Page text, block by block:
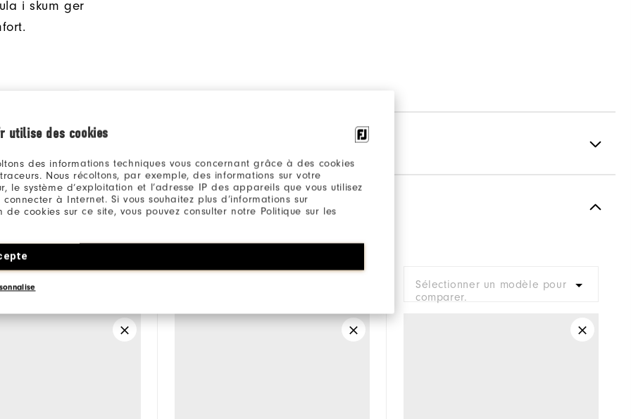
utilise des cookies
des informations techniques vous concernant grâce à des cookies
Nous récoltons, par exemple, des informations sur votre
le système d’exploitation et l’adresse IP des appareils que vous utilisez
connecter à Internet. Si vous souhaitez plus d’informations sur
de cookies sur ce site, vous pouvez consulter notre Politique sur les
i skum ger
Spiked
un modèle pour
Sélectionner un modèle pour
comparer.